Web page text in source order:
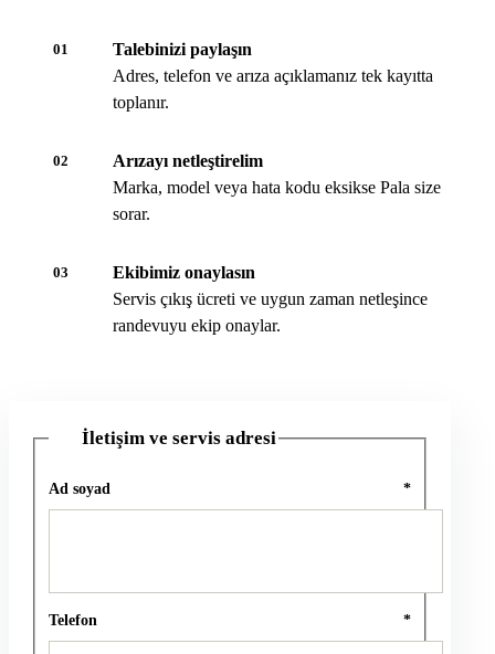
01
Talebinizi paylaşın
Adres, telefon ve arıza açıklamanız tek kayıtta
toplanır.
02
Arızayı netleştirelim
Marka, model veya hata kodu eksikse Pala size
sorar.
03
Ekibimiz onaylasın
Servis çıkış ücreti ve uygun zaman netleşince
randevuyu ekip onaylar.
İletişim ve servis adresi
Ad soyad *
Telefon *